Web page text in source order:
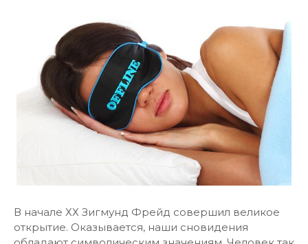
В начале ХХ Зигмунд Фрейд совершил великое
открытие. Оказывается, наши сновидения